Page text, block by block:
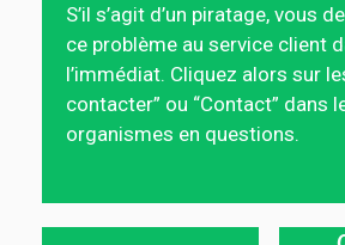
S’il s’agit d’un piratage, vous
ce problème au service client
l’immédiat. Cliquez alors sur
contacter” ou “Contact” dans
organismes en questions.